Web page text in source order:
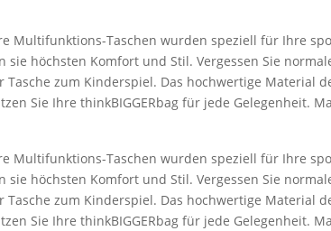
Multifunktions-Taschen wurden speziell für Ihre
höchsten Komfort und Stil. Vergessen Sie
Tasche zum Kinderspiel. Das hochwertige Material
Sie Ihre thinkBIGGERbag für jede Gelegenheit.
Multifunktions-Taschen wurden speziell für Ihre
höchsten Komfort und Stil. Vergessen Sie
Tasche zum Kinderspiel. Das hochwertige Material
Sie Ihre thinkBIGGERbag für jede Gelegenheit.